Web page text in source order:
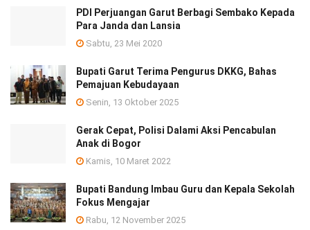
PDI Perjuangan Garut Berbagi Sembako Kepada
Para Janda dan Lansia
Sabtu, 23 Mei 2020
Bupati Garut Terima Pengurus DKKG, Bahas
Pemajuan Kebudayaan
Senin, 13 Oktober 2025
Gerak Cepat, Polisi Dalami Aksi Pencabulan
Anak di Bogor
Kamis, 10 Maret 2022
Bupati Bandung Imbau Guru dan Kepala Sekolah
Fokus Mengajar
Rabu, 12 November 2025